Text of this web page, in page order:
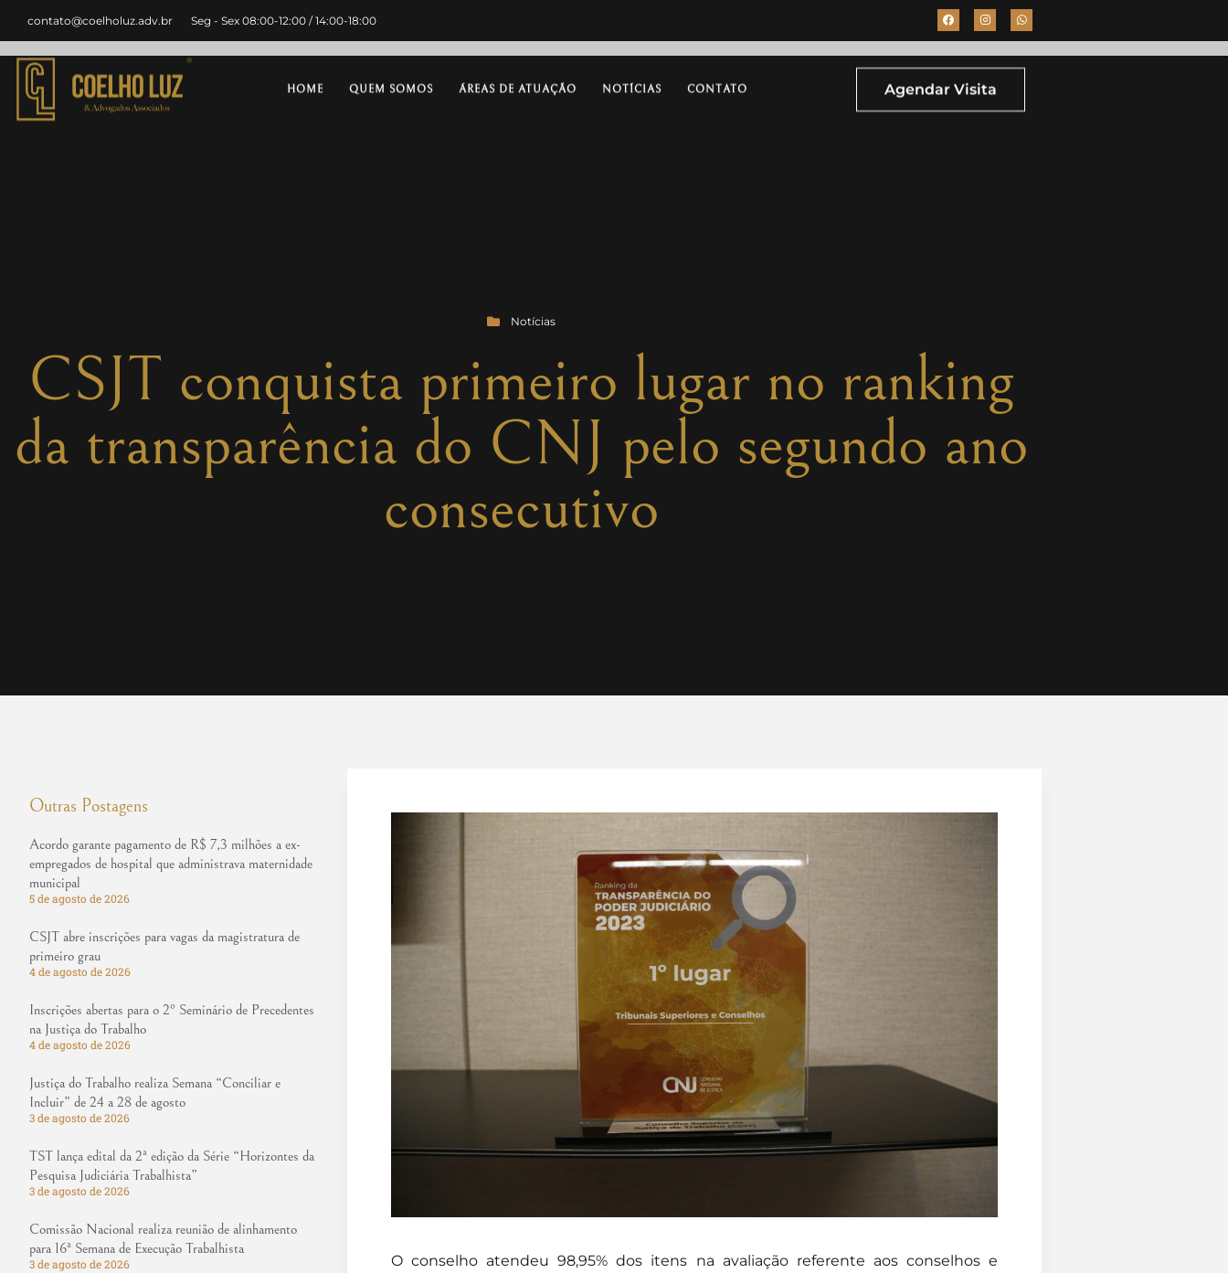
contato@coelholuz.adv.br Seg - Sex 08:00-12:00 / 14:00-18:00
HOME QUEM SOMOS ÁREAS DE ATUAÇÃO NOTÍCIAS CONTATO Agendar Visita
Notícias
CSJT conquista primeiro lugar no ranking
da transparência do CNJ pelo segundo ano
consecutivo
Outras Postagens
Acordo garante pagamento de R$ 7,3 milhões a ex-
empregados de hospital que administrava maternidade
municipal
5 de agosto de 2026
CSJT abre inscrições para vagas da magistratura de
primeiro grau
4 de agosto de 2026
Inscrições abertas para o 2º Seminário de Precedentes
na Justiça do Trabalho
4 de agosto de 2026
Justiça do Trabalho realiza Semana “Conciliar e
Incluir” de 24 a 28 de agosto
3 de agosto de 2026
TST lança edital da 2ª edição da Série “Horizontes da
Pesquisa Judiciária Trabalhista”
3 de agosto de 2026
Comissão Nacional realiza reunião de alinhamento
para 16ª Semana de Execução Trabalhista
3 de agosto de 2026
O conselho atendeu 98,95% dos itens na avaliação referente aos conselhos e